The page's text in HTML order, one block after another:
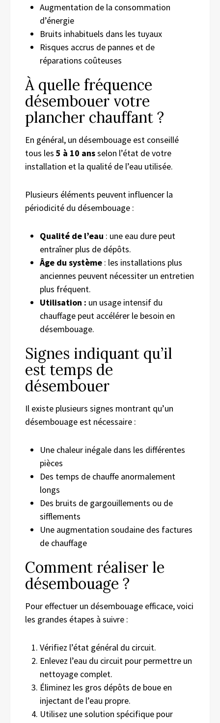
Augmentation de la consommation
d’énergie
Bruits inhabituels dans les tuyaux
Risques accrus de pannes et de
réparations coûteuses
À quelle fréquence
désembouer votre
plancher chauffant ?
En général, un désembouage est conseillé
tous les 5 à 10 ansselon l’état de votre
installation et la qualité de l’eau utilisée.
Plusieurs éléments peuvent influencer la
périodicité du désembouage :
Qualité de l’eau : une eau dure peut
entraîner plus de dépôts.
Âge du système : les installations plus
anciennes peuvent nécessiter un entretien
plus fréquent.
Utilisation : un usage intensif du
chauffage peut accélérer le besoin en
désembouage.
Signes indiquant qu’il
est temps de
désembouer
Il existe plusieurs signes montrant qu’un
désembouage est nécessaire :
Une chaleur inégale dans les différentes
pièces
Des temps de chauffe anormalement
longs
Des bruits de gargouillements ou de
sifflements
Une augmentation soudaine des factures
de chauffage
Comment réaliser le
désembouage ?
Pour effectuer un désembouage efficace, voici
les grandes étapes à suivre :
Vérifiez l’état général du circuit.
Enlevez l’eau du circuit pour permettre un
nettoyage complet.
Éliminez les gros dépôts de boue en
injectant de l’eau propre.
Utilisez une solution spécifique pour